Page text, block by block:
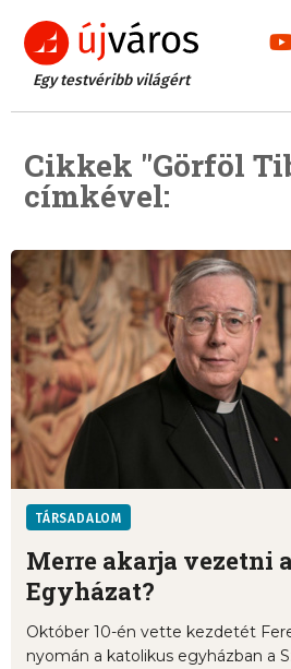
Egy testvéribb világért
Cikkek "Görföl
címkével:
TÁRSADALOM
Merre akarja vezetni
Egyházat?
Október 10-én vette kezdetét
nyomán a katolikus egyházban a